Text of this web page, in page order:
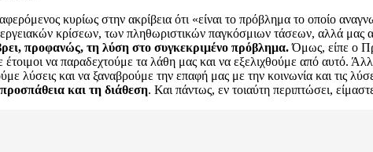
κυρίως στην ακρίβεια ότι «είναι το πρόβλημα το οποίο
κρίσεων, των πληθωριστικών παγκόσμιων τάσεων, αλλά μας
προφανώς, τη λύση στο συγκεκριμένο πρόβλημα.Όμως, είπε ο
έτοιμοι να παραδεχτούμε τα λάθη μας και να εξελιχθούμε από αυτό.
λύσεις και να ξαναβρούμε την επαφή μας με την κοινωνία και τις
και τη διάθεση. Και πάντως, εν τοιαύτη περιπτώσει,